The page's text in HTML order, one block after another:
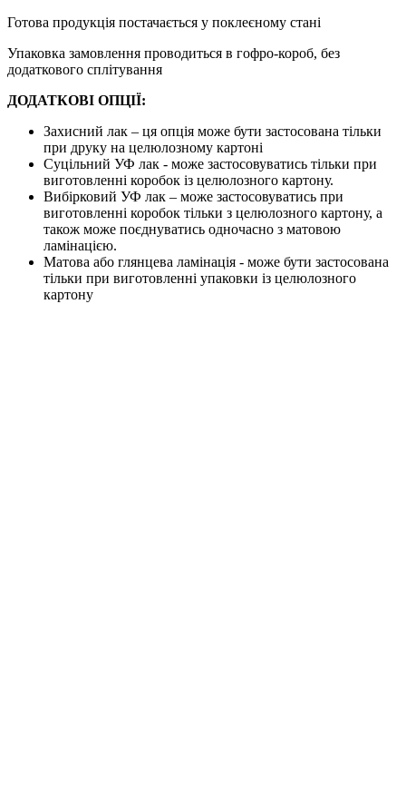
Готова продукція постачається у поклеєному стані
Упаковка замовлення проводиться в гофро-короб, без
додаткового сплітування
ДОДАТКОВІ ОПЦІЇ:
Захисний лак – ця опція може бути застосована тільки
при друку на целюлозному картоні
Суцільний УФ лак - може застосовуватись тільки при
виготовленні коробок із целюлозного картону.
Вибірковий УФ лак – може застосовуватись при
виготовленні коробок тільки з целюлозного картону, а
також може поєднуватись одночасно з матовою
ламінацією.
Матова або глянцева ламінація - може бути застосована
тільки при виготовленні упаковки із целюлозного
картону